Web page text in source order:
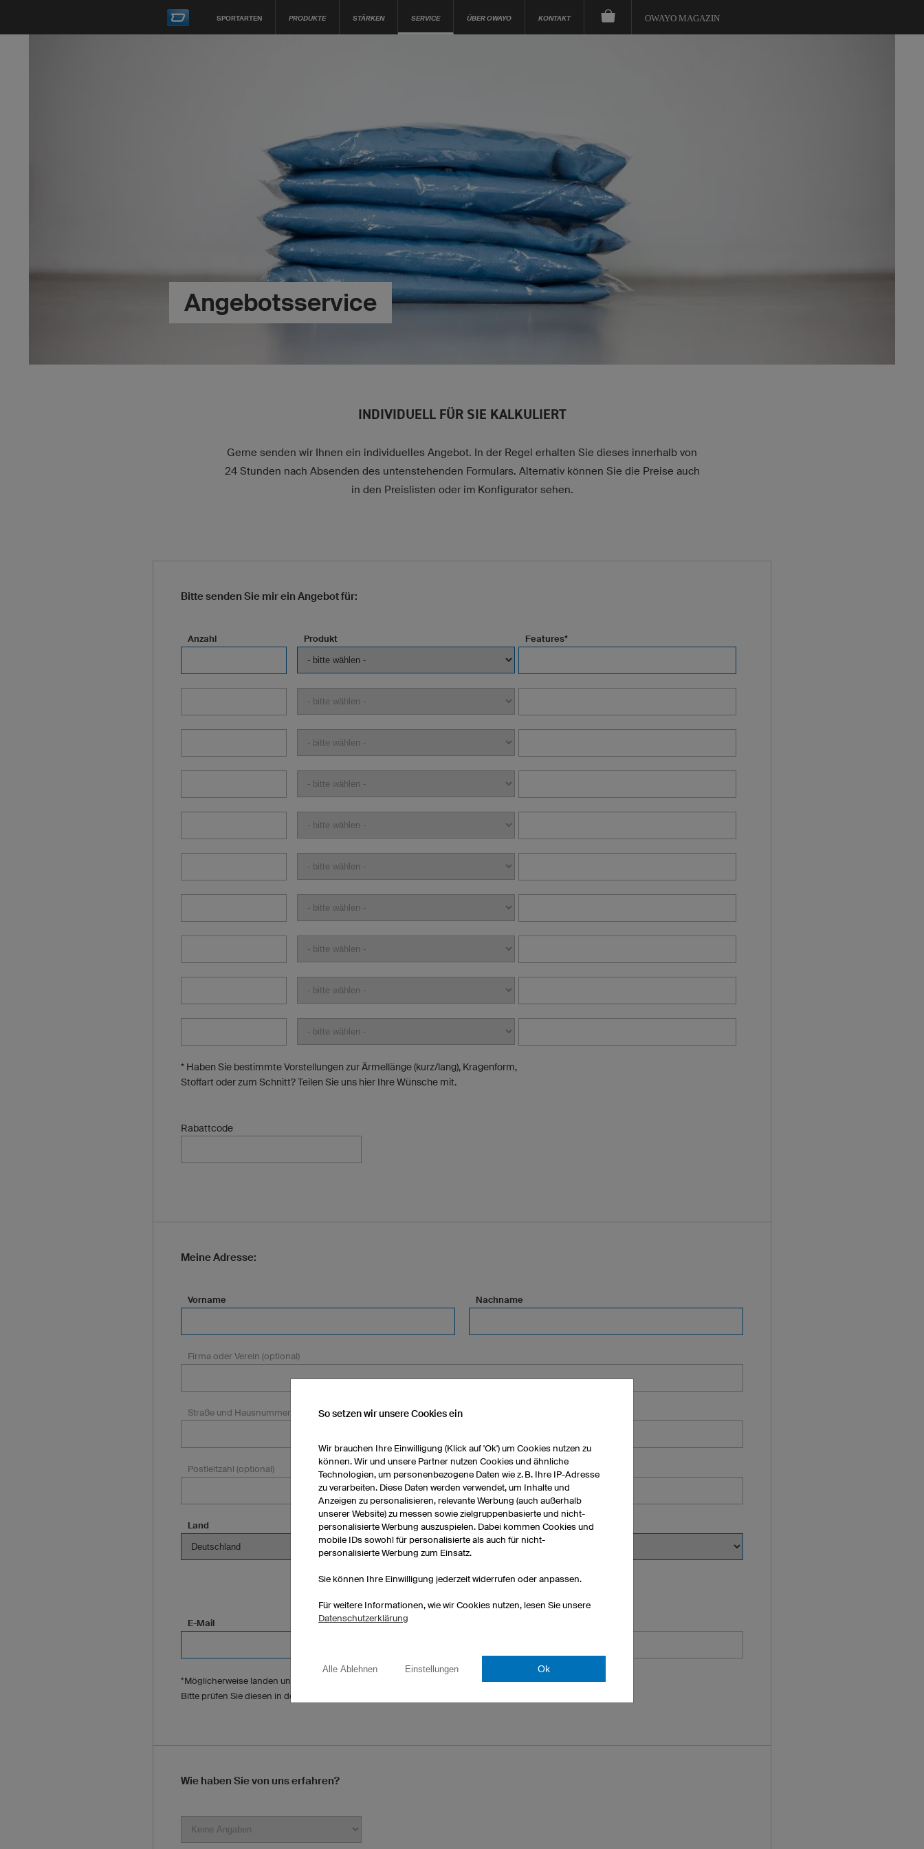
SPORTARTEN PRODUKTE STÄRKEN SERVICE ÜBER OWAYO KONTAKT OWAYO MAGAZIN
Angebotsservice
INDIVIDUELL FÜR SIE KALKULIERT
Gerne senden wir Ihnen ein individuelles Angebot. In der Regel erhalten Sie dieses innerhalb von
24 Stunden nach Absenden des untenstehenden Formulars. Alternativ können Sie die Preise auch
in den Preislisten oder im Konfigurator sehen.
Bitte senden Sie mir ein Angebot für:
Anzahl Produkt Features*
* Haben Sie bestimmte Vorstellungen zur Ärmellänge (kurz/lang), Kragenform,
Stoffart oder zum Schnitt? Teilen Sie uns hier Ihre Wünsche mit.
Rabattcode
Meine Adresse:
Vorname Nachname
Firma oder Verein (optional)
Straße und Hausnummer (optional)
Postleitzahl (optional) Stadt (optional)
Land
E-Mail
*Möglicherweise landen unsere E-Mails bei Ihnen im Spamordner.
Bitte prüfen Sie diesen in den nächsten Tagen regelmäßig.
Wie haben Sie von uns erfahren?
So setzen wir unsere Cookies ein
Wir brauchen Ihre Einwilligung (Klick auf 'Ok') um Cookies nutzen zu
können. Wir und unsere Partner nutzen Cookies und ähnliche
Technologien, um personenbezogene Daten wie z. B. Ihre IP-Adresse
zu verarbeiten. Diese Daten werden verwendet, um Inhalte und
Anzeigen zu personalisieren, relevante Werbung (auch außerhalb
unserer Website) zu messen sowie zielgruppenbasierte und nicht-
personalisierte Werbung auszuspielen. Dabei kommen Cookies und
mobile IDs sowohl für personalisierte als auch für nicht-
personalisierte Werbung zum Einsatz.
Sie können Ihre Einwilligung jederzeit widerrufen oder anpassen.
Für weitere Informationen, wie wir Cookies nutzen, lesen Sie unsere
Datenschutzerklärung
Alle Ablehnen Einstellungen Ok